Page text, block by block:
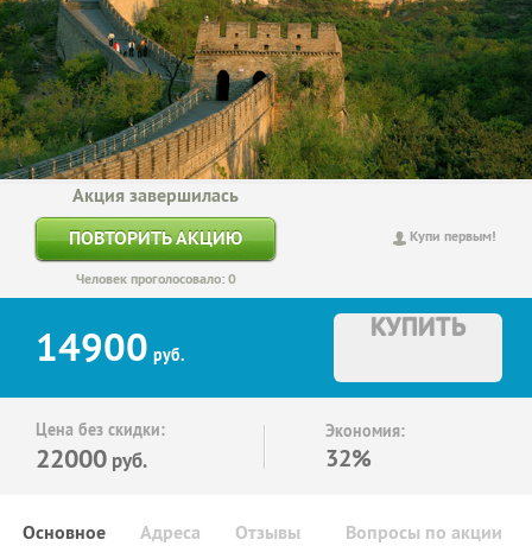
Купи первым!
Акция завершилась
ПОВТОРИТЬ АКЦИЮ
Человек проголосовало: 0
14900 руб.
КУПИТЬ
Цена без скидки:
22000 руб.
Экономия:
32%
Основное Отзывы Вопросы по акции
Адреса